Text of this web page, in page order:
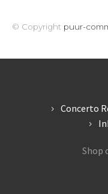
© Copyright puur-
Concerto
Shop